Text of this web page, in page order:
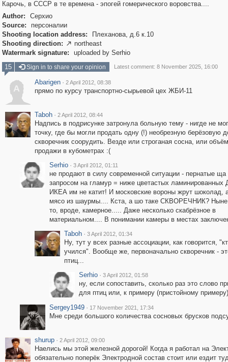
Карочь, в СССР в те времена - эпогей гомерического воровства....
Author:
Серхио
Source:
персоналии
Shooting location address:
Плеханова, д.6 к.10
Shooting direction:  northeast
Watermark signature:
uploaded by Serhio
15
Sign in to share your opinion Latest comment: 8 November 2025, 16:00
A
Abarigen · 2 April 2012, 08:38
прямо по курсу транспортно-сырьевой цех ЖБИ-11
Taboh · 2 April 2012, 08:44
Надпись в подрисунке затронула больную тему - нигде не
точку, где бы могли продать одну (!) необрезную берёзовую
скворечник соорудить. Везде или строганая сосна, или
продажи в кубометрах :(
Serhio · 3 April 2012, 01:11
не продают в силу современной ситуации - пернатые ща
запросом на гламур = ниже цветастых ламинированных
ИКЕА им не катит! И московские вороны жрут шоколад,
мясо из шаурмы.... Кста, а шо таке СКВОРЕЧНИК? Ныне,
то, вроде, камерное..... Даже несколько скабрёзное в
материальном.... В понимании камеры в местах
Taboh · 3 April 2012, 01:34
Ну, тут у всех разные ассоциации, как говорится,
учился". Вообще же, первоначально скворечник -
птиц...
Serhio · 3 April 2012, 01:58
ну, если сопоставить, сколько раз это слово
для птиц или, к примеру (пристойному
Sergey1949 · 17 November 2021, 17:34
Мне среди большого количества сосновых брусков
shurup · 2 April 2012, 09:00
Наелись мы этой железной дорогой! Когда я работал на
обязательно поперёк Электродной состав стоит или ездит